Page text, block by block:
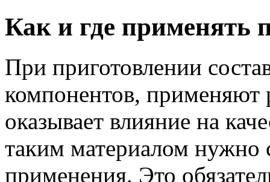
Как и где применять
При приготовлении
компонентов, применяют
оказывает влияние на
таким материалом нужно
применения. Это